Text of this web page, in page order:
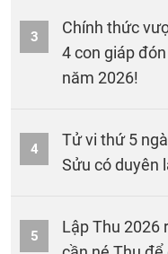
3
Chính thức
4 con giáp
năm 2026!
4
Tử vi thứ 5
Sửu có duyên
5
Lập Thu 2026